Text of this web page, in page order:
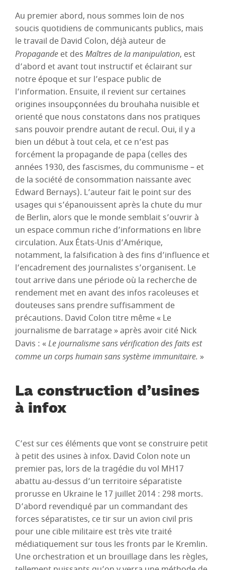
Au premier abord, nous sommes loin de nos
soucis quotidiens de communicants publics, mais
le travail de David Colon, déjà auteur de
Propagande et des Maîtres de la manipulation, est
d’abord et avant tout instructif et éclairant sur
notre époque et sur l’espace public de
l’information. Ensuite, il revient sur certaines
origines insoupçonnées du brouhaha nuisible et
orienté que nous constatons dans nos pratiques
sans pouvoir prendre autant de recul. Oui, il y a
bien un début à tout cela, et ce n’est pas
forcément la propagande de papa (celles des
années 1930, des fascismes, du communisme – et
de la société de consommation naissante avec
Edward Bernays). L’auteur fait le point sur des
usages qui s’épanouissent après la chute du mur
de Berlin, alors que le monde semblait s’ouvrir à
un espace commun riche d’informations en libre
circulation. Aux États-Unis d’Amérique,
notamment, la falsification à des fins d’influence et
l’encadrement des journalistes s’organisent. Le
tout arrive dans une période où la recherche de
rendement met en avant des infos racoleuses et
douteuses sans prendre suffisamment de
précautions. David Colon titre même « Le
journalisme de barratage » après avoir cité Nick
Davis : «Le journalisme sans vérification des faits est
comme un corps humain sans système immunitaire. »
La construction d’usines
à infox
C’est sur ces éléments que vont se construire petit
à petit des usines à infox. David Colon note un
premier pas, lors de la tragédie du vol MH17
abattu au-dessus d’un territoire séparatiste
prorusse en Ukraine le 17 juillet 2014 : 298 morts.
D’abord revendiqué par un commandant des
forces séparatistes, ce tir sur un avion civil pris
pour une cible militaire est très vite traité
médiatiquement sur tous les fronts par le Kremlin.
Une orchestration et un brouillage dans les règles,